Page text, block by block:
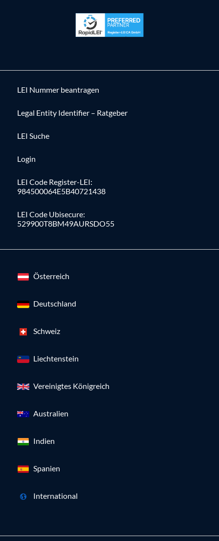
LEI Nummer beantragen
Legal Entity Identifier – Ratgeber
LEI Suche
Login
LEI Code Register-LEI:
984500064E5B40721438
LEI Code Ubisecure:
529900T8BM49AURSDO55
Österreich
Deutschland
Schweiz
Liechtenstein
Vereinigtes Königreich
Australien
Indien
Spanien
International